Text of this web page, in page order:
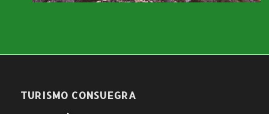
TURISMO CONSUEGRA